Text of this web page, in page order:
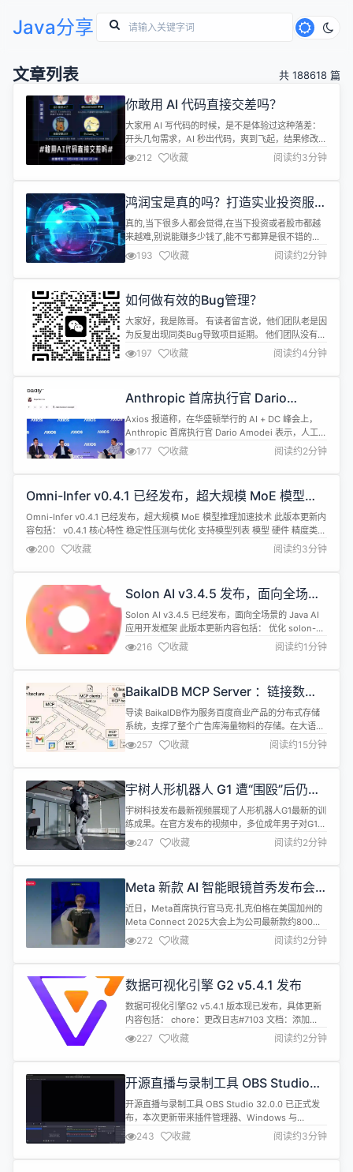
Java分享
文章列表 共 188618 篇
你敢用 AI 代码直接交差吗？
大家用 AI 写代码的时候，是不是体验过这种落差：
开头几句需求，AI 秒出代码，爽到飞起，结果修改调
试的时候被气到想砸键盘？ 随着 AI 编程工具越来越
强大，Claude Code，GPT-5-Codex 等等，各个大
厂的AI编程工具性能越来越强······我们越得冷静想
力退化？ 当前 AI Coding 产品...
212 收藏 阅读约3分钟
鸿润宝是真的吗？打造实业投资服务
项目提供一站式解决方案
真的,当下很多人都会觉得,在当下投资或者股市都越
来越难,别说能赚多少钱了,能不亏都算是很不错的
了。现在大家对消费及投资都没有什么信心,一般人都
宁愿把钱藏在口袋里。而股市波动加大,在年初经历了
一轮下降之后,虽然现在已经反弹不少,但是由于受到
荡加大,板块轮动加快,投资股市犹如坐过山车,稍不留
神,就被抛下。 专业...
193 收藏 阅读约2分钟
如何做有效的Bug管理？
大家好，我是陈哥。 有读者留言说，他们团队老是因
为反复出现同类Bug导致项目延期。 他们团队没有统
一 Bug 记录渠道，测试人员一般发现问题口头告知
或者汇总文档发给开发。开发未记录，有时候，迭代
时就会出现开发遗忘修复的情况，同类 Bug 再次出
理，但有效的Bug管理核心不仅是管Bug，更是管流
程。换言之，就是用...
197 收藏 阅读约4分钟
Anthropic 首席执行官 Dario
Amodei：AI 将加速取代人类
Axios 报道称，在华盛顿举行的 AI + DC 峰会上，
Anthropic 首席执行官 Dario Amodei 表示，人工智
能未来有“25% 的概率会发展得非常非常糟糕”，甚至
可能导致人类灭绝。 Amodei 在被问及所谓的
“p(doom) 数值”时直言，他并不喜欢这个术语，但认
指出，AI 也有“75%...
177 收藏 阅读约2分钟
Omni-Infer v0.4.1 已经发布，超大规模 MoE 模型推
理加速技术
Omni-Infer v0.4.1 已经发布，超大规模 MoE 模型推理加速技术 此版本更新内
容包括： v0.4.1 核心特性 稳定性压测与优化 支持模型列表 模型 硬件 精度类型
部署形态 DeepSeek-R1 A3 INT8 PD分离 DeepSeek-R1 A3 W4A8C16 PD
分离 DeepSeek-R1 A3 BF16 PD分离 DeepSe...
200 收藏 阅读约3分钟
Solon AI v3.4.5 发布，面向全场景
的 Java AI 应用开发框架
Solon AI v3.4.5 已经发布，面向全场景的 Java AI
应用开发框架 此版本更新内容包括： 优化 solon-ai-
core chatModel.stream 与背压处理的兼容性 调整
solon-ai-map getPrompt,readResource,callTool
取消自动异常转换（侧重原始返回） 调整 solon-ai-
216 收藏 阅读约1分钟
BaikalDB MCP Server ：链接数据
库和AI的直通桥
导读 BaikalDB作为服务百度商业产品的分布式存储
系统，支撑了整个广告库海量物料的存储。在大语言
模型LLM蓬勃发展的现在，想在大模型里使用
BaikalDB里的数据进行分析，都需要复杂的定制开
发。看BaikalDB如何借助模型上下文协议(MCP)，让
言模型即可完成复杂数据分析。 01 引言 在2025年
以前，大...
257 收藏 阅读约15分钟
宇树人形机器人 G1 遭“围殴”后仍能
迅速起身
宇树科技发布最新视频展现了人形机器人G1最新的训
练成果。在官方发布的视频中，多位成年男子对G1进
行“围殴”，G1遭遇了飞踢、横踹，并被工作人员用椅
子推倒。 在任意攻击倒地后，G1都能够迅速起身。
在视频末尾，G1还展现了连续空翻的能力。 官方介
著提升稳定性，即便遭遇外力冲击摔倒，也能迅速起
身并衔接被打断的动作。...
247 收藏 阅读约2分钟
Meta 新款 AI 智能眼镜首秀发布会
“翻车”，扎克伯格甩锅“网太差”
近日，Meta首席执行官马克·扎克伯格在美国加州的
Meta Connect 2025大会上为公司最新款约800美
元的Ray-Ban智能眼镜做首秀演示时，因接连故障而
“翻车”，并把原因归结为“网太差”，现场一片哄笑。
演示过程中，扎克伯格与厨师杰克·曼库索连线，请内
原料已混合并跳步；重启演示后，错误仍重复。对
此...
272 收藏 阅读约2分钟
数据可视化引擎 G2 v5.4.1 发布
数据可视化引擎G2 v5.4.1 版本现已发布，具体更新
内容包括： chore：更改日志#7103 文档：添加
axis breaks 文档#7104 feat：图例默认选择#7106
修复：在 sliderFilter 之后，brushHighlight 返回
错误的选择#7109 chore：添加压缩选项#7105 文
227 收藏 阅读约2分钟
开源直播与录制工具 OBS Studio
32.0.0 正式发布
开源直播与录制工具 OBS Studio 32.0.0 已正式发
布，本次更新带来插件管理器、Windows 与
macOS 自动上传崩溃日志（可选）、支持 Nvidia
RTX 语音活动检测与椅子移除功能，并为 Apple
Silicon 引入 Metal 渲染器实验支持。 主要更新内容
243 收藏 阅读约3分钟